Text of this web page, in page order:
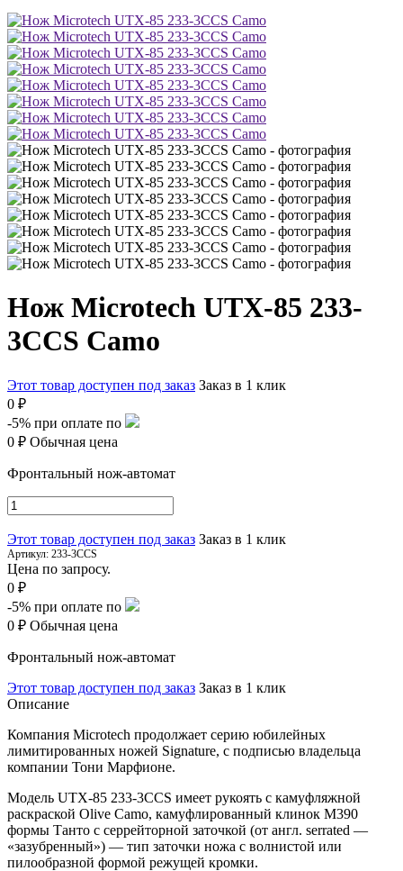
Нож Microtech UTX-85 233-
3CCS Camo
Этот товар доступен под заказ Заказ в 1 клик
0 ₽
-5% при оплате по
0 ₽ Обычная цена
Фронтальный нож-автомат
Этот товар доступен под заказ Заказ в 1 клик
Артикул: 233-3CCS
Цена по запросу.
0 ₽
-5% при оплате по
0 ₽ Обычная цена
Фронтальный нож-автомат
Этот товар доступен под заказ Заказ в 1 клик
Описание
Компания Microtech продолжает серию юбилейных
лимитированных ножей Signature, с подписью владельца
компании Тони Марфионе.
Модель UTX-85 233-3CCS имеет рукоять с камуфляжной
раскраской Olive Camo, камуфлированный клинок M390
формы Танто с серрейторной заточкой (от англ. serrated —
«зазубренный») — тип заточки ножа с волнистой или
пилообразной формой режущей кромки.